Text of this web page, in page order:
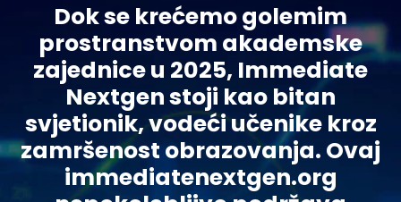
Dok se krećemo golemim
prostranstvom akademske
zajednice u 2025, Immediate
Nextgen stoji kao bitan
svjetionik, vodeći učenike kroz
zamršenost obrazovanja. Ovaj
immediatenextgen.org